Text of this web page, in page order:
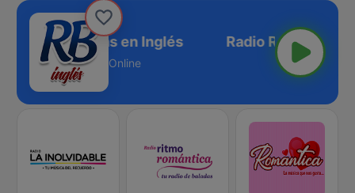
Retro Baladas en Inglés
Online